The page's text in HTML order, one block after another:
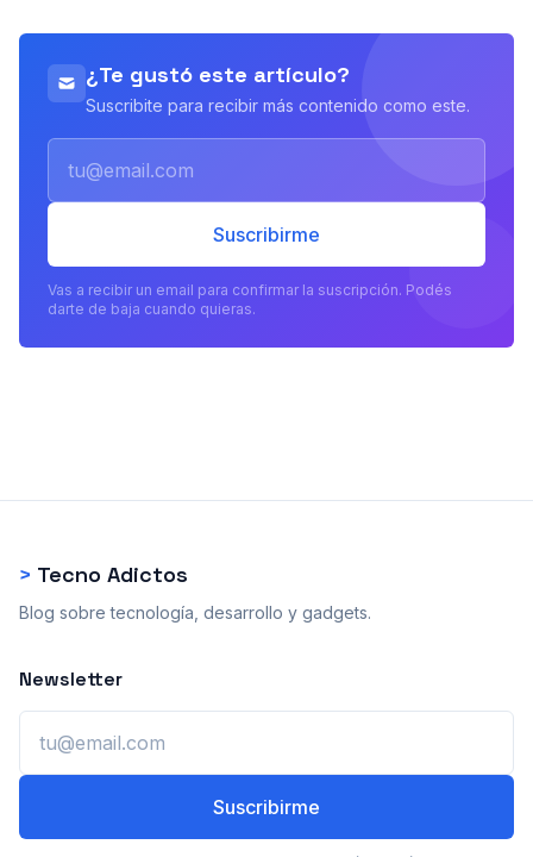
¿Te gustó este artículo?
Suscribite para recibir más contenido como este.
Suscribirme
Vas a recibir un email para confirmar la suscripción. Podés
darte de baja cuando quieras.
> Tecno Adictos
Blog sobre tecnología, desarrollo y gadgets.
Newsletter
Suscribirme